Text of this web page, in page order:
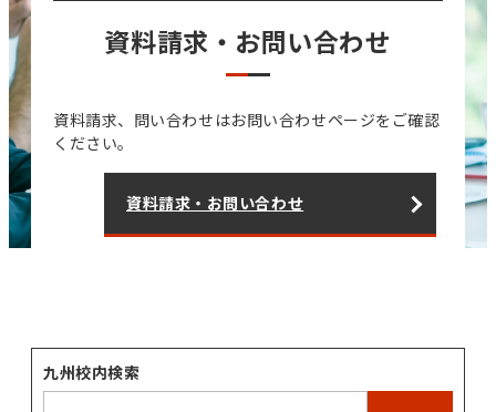
九州校内検索
資料請求・お問い合わせ
資料請求、問い合わせはお問い合わせページをご確認
ください。
資料請求・お問い合わせ